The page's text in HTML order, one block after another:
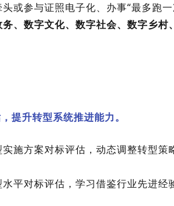
或参与证照电子化、办事“最多跑
务、数字文化、数字社会、数字乡村
提升转型系统推进能力。
施方案对标评估，动态调整转型
平对标评估，学习借鉴行业先进经